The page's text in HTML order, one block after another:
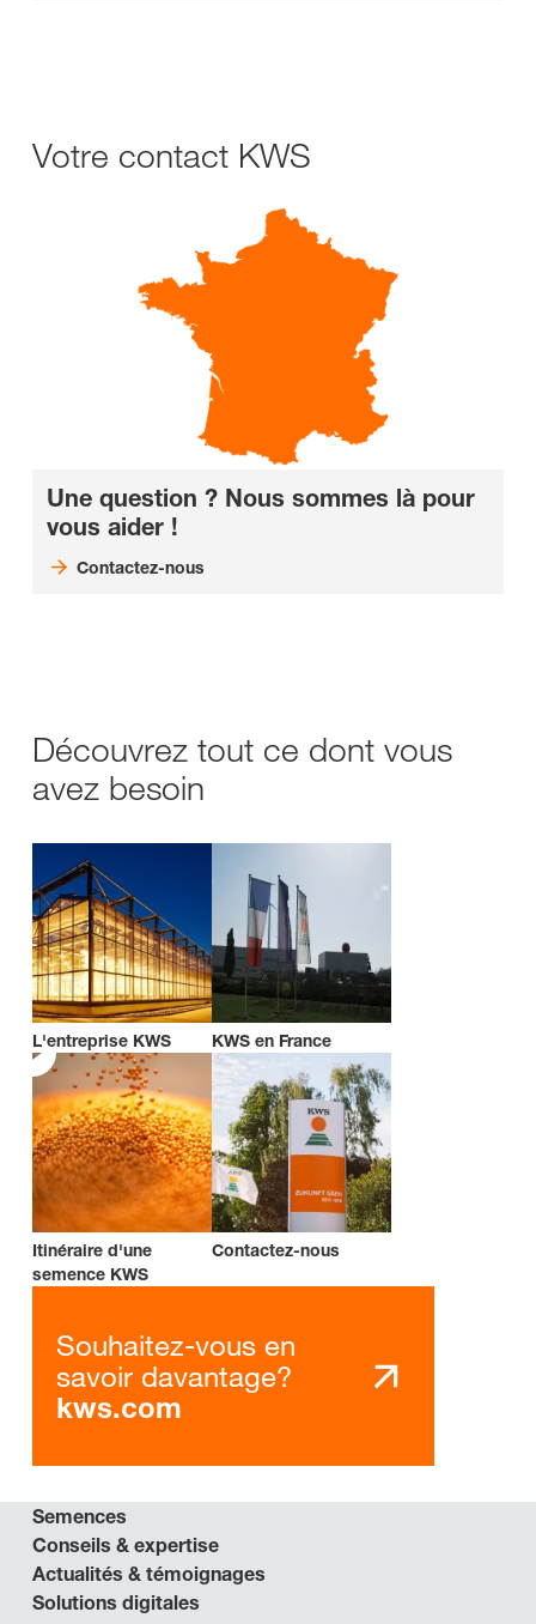
Votre contact KWS
Une question ? Nous sommes là pour
vous aider !
Contactez-nous
Découvrez tout ce dont vous
avez besoin
L'entreprise KWS KWS en France
Itinéraire d'une
semence KWS
Contactez-nous
Souhaitez-vous en
savoir davantage?
kws.com
Semences
Conseils & expertise
Actualités & témoignages
Solutions digitales